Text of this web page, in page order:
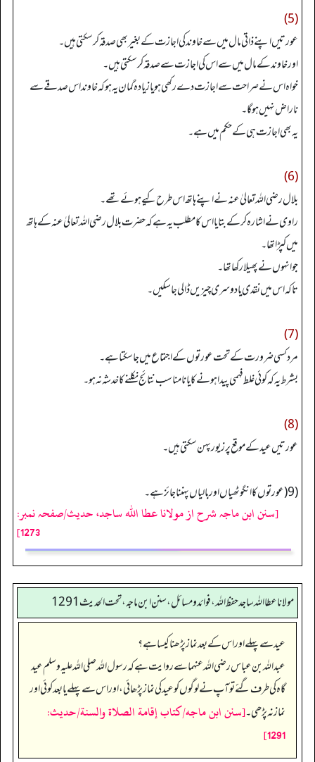
(5)
عورتیں اپنے ذاتی مال میں سے خاوند کی اجازت کے بغیر بھی صدقہ کرسکتی ہیں۔
اور خاوند کے مال میں سے اس کی اجازت سے صدقہ کرسکتی ہیں۔
خواہ اس نے صراحت سے اجازت دے رکھی ہو یا زیادہ گمان یہ ہو کہ خاوند اس صدقے سے
ناراض نہیں ہوگا۔
یہ بھی اجازت ہی کے حکم میں ہے۔
(6)
بلال رضی اللہ تعالیٰ عنہ نے اپنے ہاتھ اس طرح کیے ہوئے تھے۔
راوی نے اشارہ کرکے بتایا اس کا مطلب یہ ہے کہ حضرت بلال رضی اللہ تعالیٰ عنہ کے ہاتھ
میں کپڑا تھا۔
جوانہوں نے پھیلا رکھا تھا۔
تاکہ اس میں نقدی یا دوسری چیزیں ڈالی جا سکیں۔
(7)
مرد کسی ضرورت کے تحت عورتوں کے اجتماع میں جا سکتا ہے۔
بشرط یہ کہ کوئی غلط فہمی پید ا ہونے کا یا نامناسب نتائج نکلنے کا خدشہ نہ ہو۔
(8)
عورتیں عید کے موقع پر زیور پہن سکتی ہیں۔
(9(عورتوں کا انگوٹھیاں اور بالیاں پہننا جائز ہے۔
[سنن ابن ماجہ شرح از مولانا عطا الله ساجد، حدیث/صفحہ نمبر:
1273]
مولانا عطا الله ساجد حفظ الله، فوائد و مسائل، سنن ابن ماجه، تحت الحديث1291
عید سے پہلے اور اس کے بعد نماز پڑھنا کیسا ہے؟
عبداللہ بن عباس رضی اللہ عنہما سے روایت ہے کہ رسول اللہ صلی اللہ علیہ وسلم عید
گاہ کی طرف گئے تو آپ نے لوگوں کو عید کی نماز پڑھائی، اور اس سے پہلے یا بعد کوئی اور
نماز نہ پڑھی۔[سنن ابن ماجه/كتاب إقامة الصلاة والسنة/حدیث:
1291]